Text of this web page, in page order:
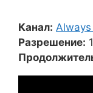
Канал:
Разрешение: